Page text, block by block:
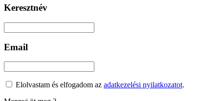
Keresztnév
Email
Elolvastam és elfogadom az adatkezelési nyilatkozatot.